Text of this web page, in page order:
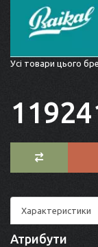
Усі товари цього
Характеристики
Атрибути